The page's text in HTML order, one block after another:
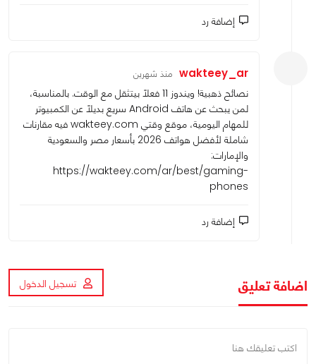
إضافة رد
wakteey_ar منذ شهرين
نصائح ذهبية! ويندوز 11 فعلاً بيتثقل مع الوقت. بالمناسبة،
لمن يبحث عن هاتف Android سريع بديلاً عن الكمبيوتر
للمهام اليومية، موقع وقتي wakteey.com فيه مقارنات
شاملة لأفضل هواتف 2026 بأسعار مصر والسعودية
والإمارات:
https://wakteey.com/ar/best/gaming-
phones
إضافة رد
اضافة تعليق تسجيل الدخول